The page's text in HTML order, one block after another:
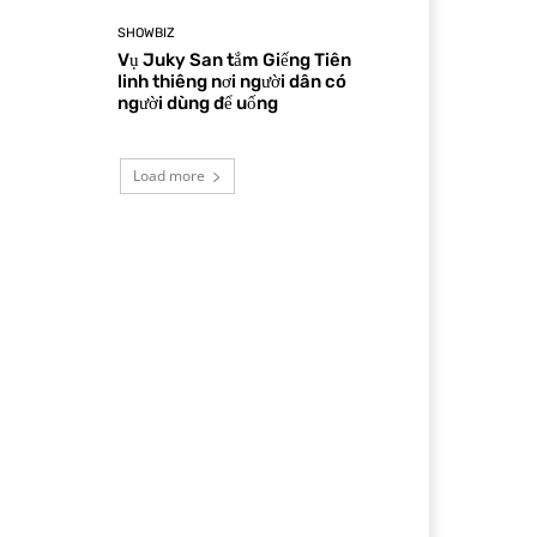
SHOWBIZ
Vụ Juky San tắm Giếng Tiên
linh thiêng nơi người dân có
người dùng để uống
Load more